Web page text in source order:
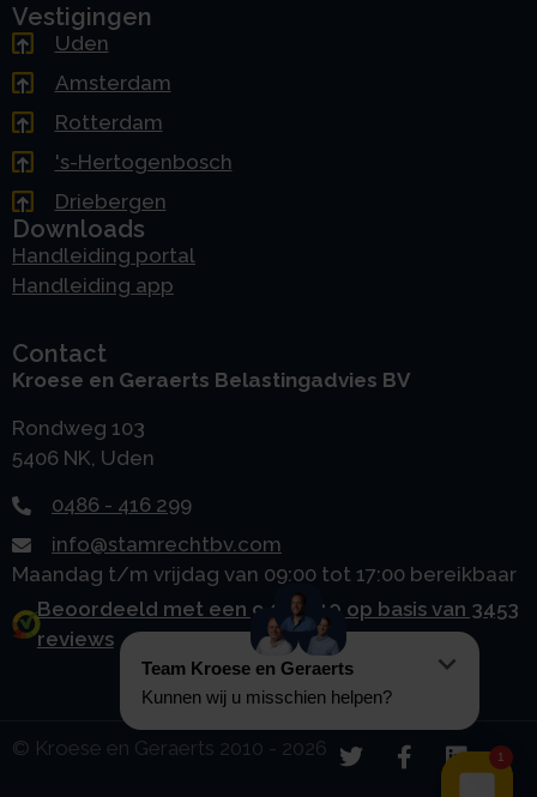
Vestigingen
Uden
Amsterdam
Rotterdam
's-Hertogenbosch
Driebergen
Downloads
Handleiding portal
Handleiding app
Contact
Kroese en Geraerts Belastingadvies BV
Rondweg 103
5406 NK, Uden
0486 - 416 299
info@stamrechtbv.com
Maandag t/m vrijdag van 09:00 tot 17:00 bereikbaar
Beoordeeld met een 9.0 uit 10 op basis van 3453
reviews
© Kroese en Geraerts 2010 - 2026